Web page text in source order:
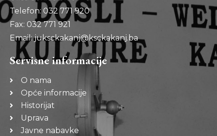
Telefon: 032 771 920
Fax: 032 771 921
Email: juksckakanj@ksckakanj.ba
Servisne informacije
O nama
Opće informacije
Historijat
Uprava
Javne nabavke